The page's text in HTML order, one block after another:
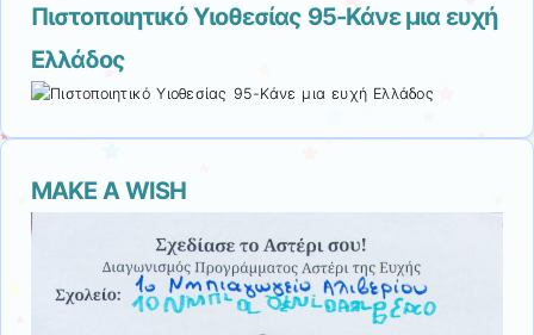
Πιστοποιητικό Υιοθεσίας 95-Κάνε μια ευχή
Ελλάδος
MAKE A WISH